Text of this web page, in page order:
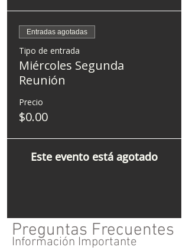
Entradas agotadas
Tipo de entrada
Miércoles Segunda
Reunión
Precio
$0.00
Este evento está agotado
Preguntas Frecuentes
Información Importante